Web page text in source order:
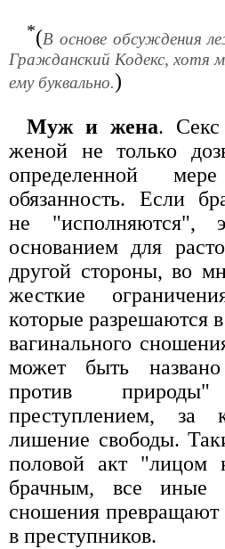
*(В основе обсуждения
Гражданский Кодекс, хотя
ему буквально.)
Муж и жена.
женой не только
определенной
обязанность. Если
не "исполняются",
основанием для
другой стороны, во
жесткие
которые разрешаются
вагинального
может быть названо
против
преступлением, за
лишение свободы.
половой акт "лицом
брачным, все иные
сношения превращают
в преступников.